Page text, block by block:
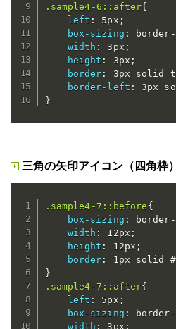
.sample4-6::after{
left : 5px ;
box-sizing : border-
width : 3px ;
height : 3px ;
border : 3px solid
border-left : 3px
}
三角の矢印アイコン（四角枠）
.sample4-7::before {
box-sizing : border-
width : 12px ;
height : 12px ;
border : 1px solid
}
.sample4-7::after{
left : 5px ;
box-sizing : border-
width : 3px ;